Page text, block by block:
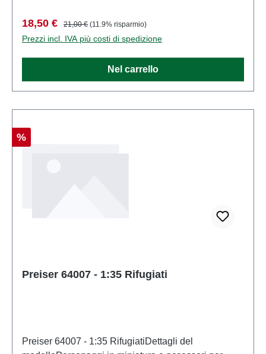
funzionali. Caratteristiche: Produttore: PreiserCodice
articolo: 64006numero di pezzi: Insieme di più
partiEAN: 4041032640068Tipologia di prodotto:
Figurescala: 1:35Raccomandazione sull'età: Dai 14
Prezzo di vendita:
18,50 € Prezzo normale:
21,00 € (11.9% risparmio)
Prezzi incl. IVA più costi di spedizione
Nel carrello
Sconto
%
Preiser 64007 - 1:35 Rifugiati
Preiser 64007 - 1:35 RifugiatiDettagli del